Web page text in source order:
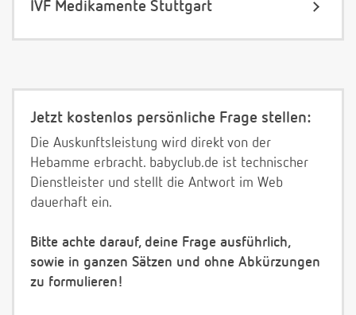
IVF Medikamente Stuttgart
Jetzt kostenlos persönliche Frage stellen:
Die Auskunftsleistung wird direkt von der
Hebamme erbracht. babyclub.de ist technischer
Dienstleister und stellt die Antwort im Web
dauerhaft ein.
Bitte achte darauf, deine Frage ausführlich,
sowie in ganzen Sätzen und ohne Abkürzungen
zu formulieren!